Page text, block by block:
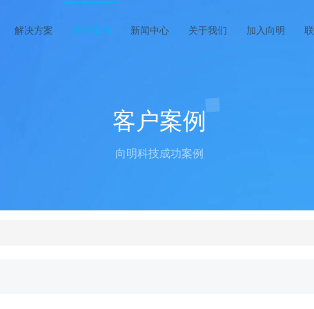
解决方案 客户案例 新闻中心 关于我们 加入向明
客户案例
向明科技成功案例